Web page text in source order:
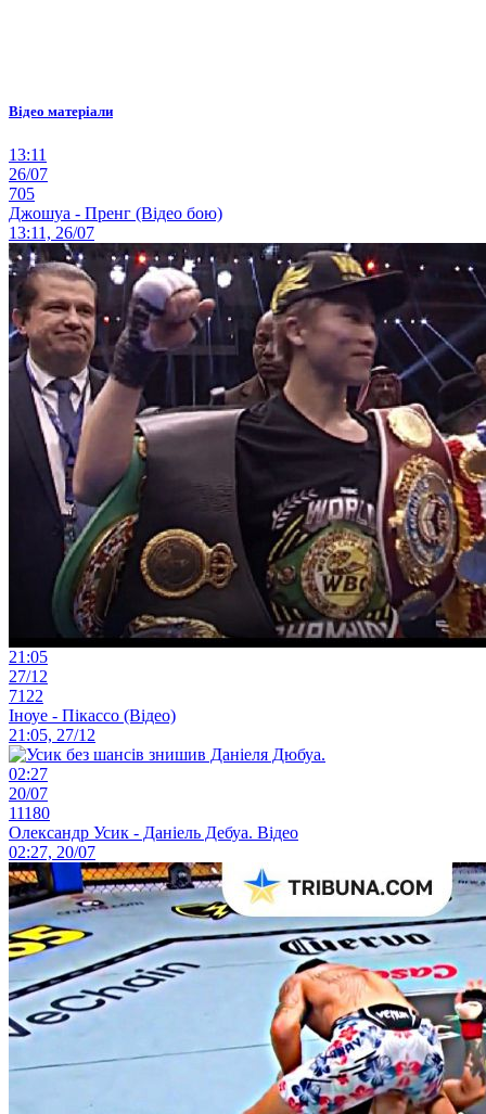
Відео матеріали
13:11
26/07
705
Джошуа - Пренг (Відео бою)
13:11, 26/07
21:05
27/12
7122
Іноуе - Пікассо (Відео)
21:05, 27/12
02:27
20/07
11180
Олександр Усик - Даніель Дебуа. Відео
02:27, 20/07